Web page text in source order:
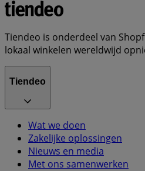
Tiendeo is onderdeel van
lokaal winkelen wereldwijd
Tiendeo
Wat we doen
Zakelijke oplossingen
Nieuws en media
Met ons samenwerken